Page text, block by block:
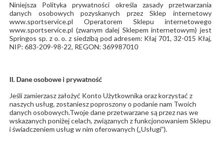
Niniejsza Polityka prywatności określa zasady przetwarzania
danych osobowych pozyskanych przez Sklep internetowy
www.sportservice.pl Operatorem Sklepu internetowego
www.sportservice.pl (zwanym dalej Sklepem internetowym) jest
Springos sp. z o. o. z siedzibą pod adresem: Kłaj 701, 32-015 Kłaj,
NIP: 683-209-98-22, REGON: 369987010
II. Dane osobowe i prywatność
Jeśli zamierzasz założyć Konto Użytkownika oraz korzystać z
naszych usług, zostaniesz poproszony o podanie nam Twoich
danych osobowych.Twoje dane przetwarzane są przez nas we
wskazanych poniżej celach, związanych z funkcjonowaniem Sklepu
i świadczeniem usług w nim oferowanych („Usługi”).